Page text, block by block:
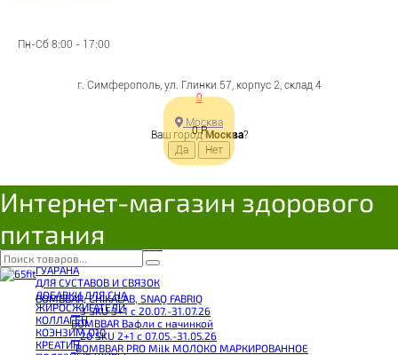
Пн-Сб 8:00 - 17:00
г. Симферополь, ул. Глинки 57, корпус 2, склад 4
0
0Р
Москва
Ваш городМосква?
Интернет-магазин здорового
питания
BOMBBAR, CHIKALAB, SNAQ FABRIQ
__3 SKU 3+1 с 20.07.-31.07.26
BOMBBAR Вафли с начинкой
__20 SKU 2+1 с 07.05.-31.05.26
_BOMBBAR PRO Milk МОЛОКО МАРКИРОВАННОЕ
ВИТАМИНЫ И МИНЕРАЛЫ
ВИТАМИНЫ ДЕТСКИЕ
ВИТАМИНЫ МУЖСКИЕ
ВИТАМИНЫ ЖЕНСКИЕ
ВИТАМИН B
ВИТАМИН D
ВОССТАНОВИТЕЛИ
ГЕЙНЕР
ГИАЛУРОНОВАЯ КИСЛОТА
ГЛЮТАМИН
ГУАРАНА
ДЛЯ СУСТАВОВ И СВЯЗОК
ДОБАВКИ ДЛЯ СНА
ЖИРОСЖИГАТЕЛИ
КОЛЛАГЕН
КОЭНЗИМ Q10
КРЕАТИН